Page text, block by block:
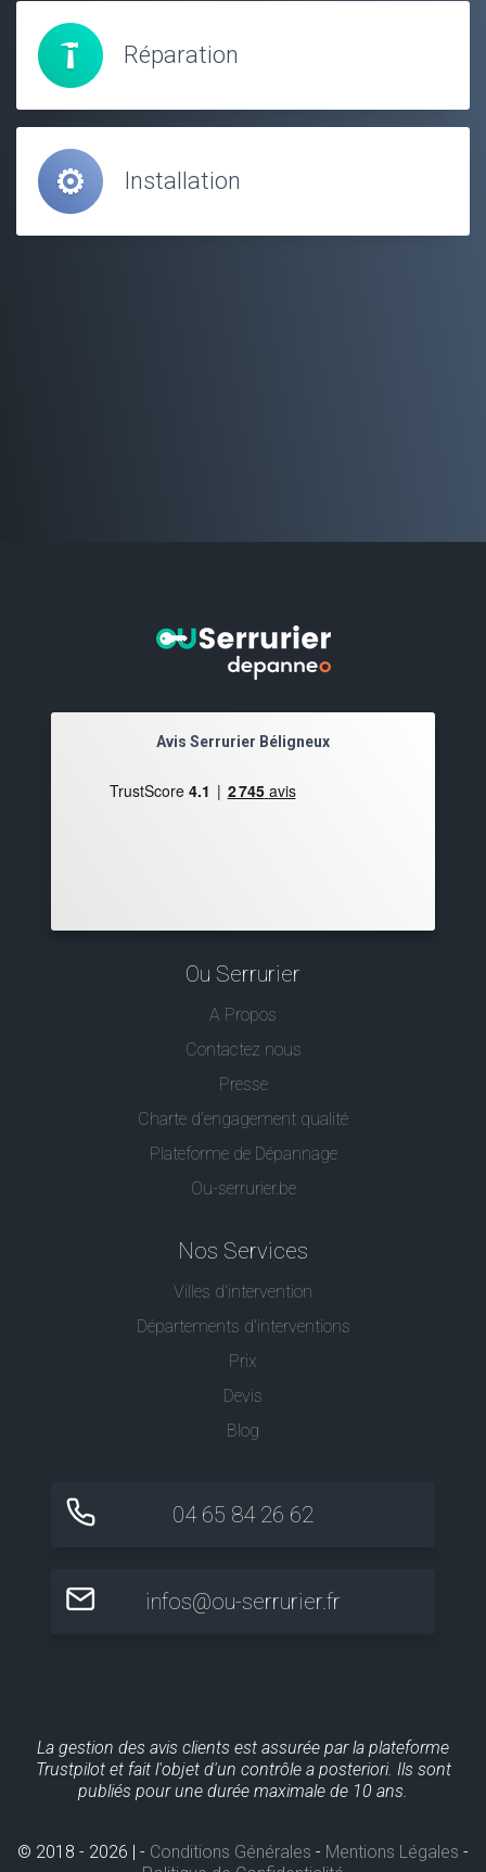
Réparation
Installation
Avis Serrurier Béligneux
Ou Serrurier
A Propos
Contactez nous
Presse
Charte d’engagement qualité
Plateforme de Dépannage
Ou-serrurier.be
Nos Services
Villes d'intervention
Départements d'interventions
Prix
Devis
Blog
04 65 84 26 62
infos@ou-serrurier.fr
La gestion des avis clients est assurée par la plateforme
Trustpilot et fait l'objet d'un contrôle a posteriori. Ils sont
publiés pour une durée maximale de 10 ans.
© 2018 - 2026 | - Conditions Générales - Mentions Légales -